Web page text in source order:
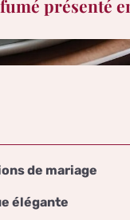
présenté
de mariage
élégante